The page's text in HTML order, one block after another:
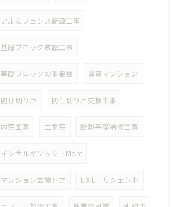
アルミフェンス新設工事
基礎ブロック敷設工事
基礎ブロックの重要性 賃貸マンション
間仕切り戸 間仕切り戸交換工事
内窓工事 二重窓 断熱基礎補修工事
インサルキソッシュMore
マンション玄関ドア LIXIL リシェント